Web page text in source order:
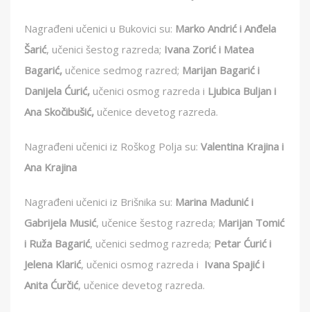
Nagrađeni učenici u Bukovici su: Marko Andrić i Anđela
Šarić, učenici šestog razreda; Ivana Zorić i Matea
Bagarić, učenice sedmog razred; Marijan Bagarić i
Danijela Ćurić, učenici osmog razreda i Ljubica Buljan i
Ana Skočibušić, učenice devetog razreda.
Nagrađeni učenici iz Roškog Polja su: Valentina Krajina i
Ana Krajina
Nagrađeni učenici iz Brišnika su: Marina Madunić i
Gabrijela Musić, učenice šestog razreda; Marijan Tomić
i Ruža Bagarić, učenici sedmog razreda; Petar Ćurić i
Jelena Klarić, učenici osmog razreda i Ivana Spajić i
Anita Ćurčić, učenice devetog razreda.